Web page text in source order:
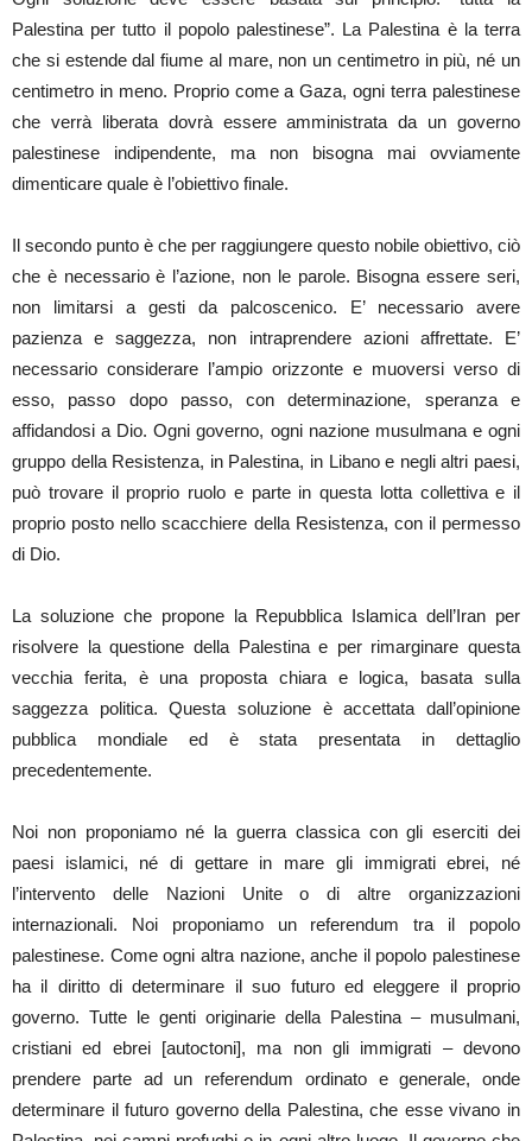
Palestina per tutto il popolo palestinese”. La Palestina è la terra
che si estende dal fiume al mare, non un centimetro in più, né un
centimetro in meno. Proprio come a Gaza, ogni terra palestinese
che verrà liberata dovrà essere amministrata da un governo
palestinese indipendente, ma non bisogna mai ovviamente
dimenticare quale è l’obiettivo finale.
Il secondo punto è che per raggiungere questo nobile obiettivo, ciò
che è necessario è l’azione, non le parole. Bisogna essere seri,
non limitarsi a gesti da palcoscenico. E’ necessario avere
pazienza e saggezza, non intraprendere azioni affrettate. E’
necessario considerare l’ampio orizzonte e muoversi verso di
esso, passo dopo passo, con determinazione, speranza e
affidandosi a Dio. Ogni governo, ogni nazione musulmana e ogni
gruppo della Resistenza, in Palestina, in Libano e negli altri paesi,
può trovare il proprio ruolo e parte in questa lotta collettiva e il
proprio posto nello scacchiere della Resistenza, con il permesso
di Dio.
La soluzione che propone la Repubblica Islamica dell’Iran per
risolvere la questione della Palestina e per rimarginare questa
vecchia ferita, è una proposta chiara e logica, basata sulla
saggezza politica. Questa soluzione è accettata dall’opinione
pubblica mondiale ed è stata presentata in dettaglio
precedentemente.
Noi non proponiamo né la guerra classica con gli eserciti dei
paesi islamici, né di gettare in mare gli immigrati ebrei, né
l’intervento delle Nazioni Unite o di altre organizzazioni
internazionali. Noi proponiamo un referendum tra il popolo
palestinese. Come ogni altra nazione, anche il popolo palestinese
ha il diritto di determinare il suo futuro ed eleggere il proprio
governo. Tutte le genti originarie della Palestina – musulmani,
cristiani ed ebrei [autoctoni], ma non gli immigrati – devono
prendere parte ad un referendum ordinato e generale, onde
determinare il futuro governo della Palestina, che esse vivano in